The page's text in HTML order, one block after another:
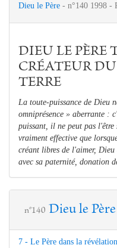
Dieu le Père - n°140 1998 -
DIEU LE PÈRE
CRÉATEUR
TERRE
La toute-puissance de Dieu
omniprésence » aberrante :
puissant, il ne peut pas l'être
vraiment effective que
créant libres de l'aimer,
avec sa paternité, donation
n°140 Dieu le Père
7 - Le Père dans la